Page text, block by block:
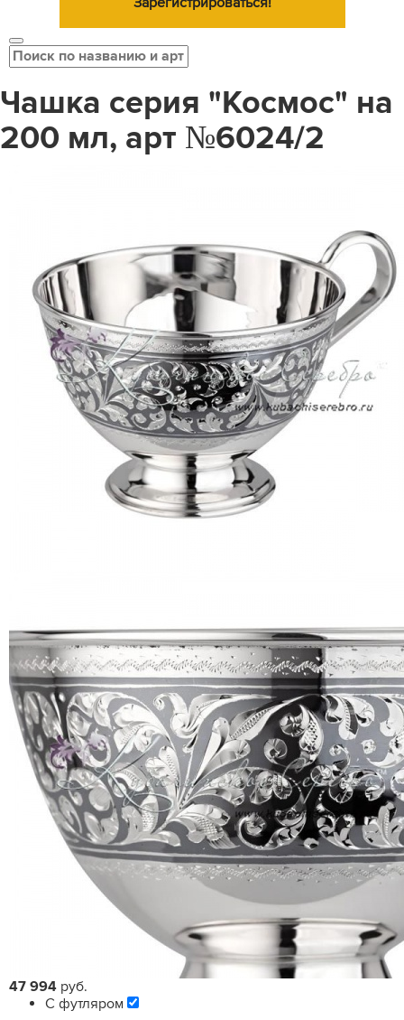
Чашка серия "Космос" на
200 мл, арт №6024/2
47 994 руб.
С футляром